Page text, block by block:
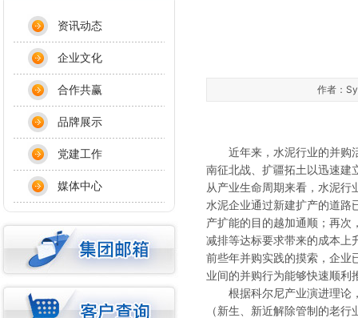
作者：
近年来，水泥行业的并购活
南征北战、扩疆拓土以迅速建
从产业生命周期来看，水泥
水泥企业通过新建扩产的道路
产扩能的目的越加通顺；再次
减排等达标要求带来的成本上
前些年并购实践的摸索，企业
业间的并购行为能够快速顺利
根据科尔尼产业演进理论，
（新生、新近解除管制的老
资讯动态
企业文化
合作共赢
品牌展示
党建工作
媒体中心